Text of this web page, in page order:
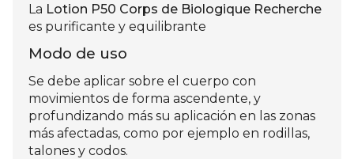
La Lotion P50 Corps de Biologique Recherche
es purificante y equilibrante
Modo de uso
Se debe aplicar sobre el cuerpo con
movimientos de forma ascendente, y
profundizando más su aplicación en las zonas
más afectadas, como por ejemplo en rodillas,
talones y codos.